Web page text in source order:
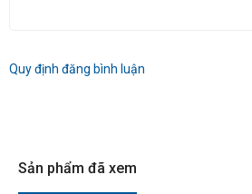
Quy định đăng bình luận
Sản phẩm đã xem